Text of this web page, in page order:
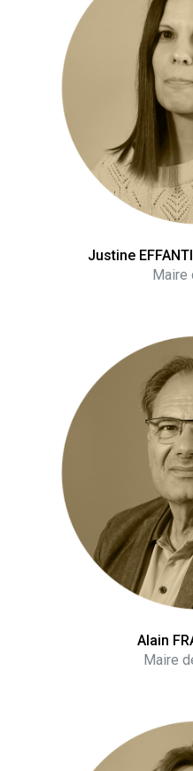
Justine
Maire
Alain
Maire